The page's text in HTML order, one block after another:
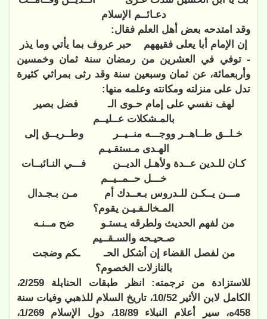
دعـائــم الإسلام
وقد امتدحه بعض أهل العلم فقال:
إن الإمام أبا يعلى فقيههم
حبر عروف بما يأتي وما يذر
- توفي في العشرين من رمضان سنة ثمان وخمسين
وأربعمائة، عن ثمان وسبعين سنة وقد رثى بمراثي كثيرة
تدل على منزلته ومكانته وعلمه منها:
لهف نفسي على إمام حـوى الـ
فضل بصير
بالمـشكلات عــليــم
خـلــق طــاهــر ووجـــه منــيــر
وطــريــق إلى
الهـدى مـستقـيـم
كـان للـدين عــدة ولأهـل الديــن
فـــي النـائبــات
خـــل حــمــيــم
مـــن يــكـن للـدروس بـعــدك أم
مـن بـجـدال
المـخالـفـيـن يقوم؟
من لفهم الحديث ولطرقه يـستـو
ضح مــنـه
صـحيـحه والسـقــيم
من لفصل القضاء إن أشكل الحـ
ـكم وضجت
بالنازلات الخصوم؟
للاستزادة من ترجمته: انظر طبقات الحنابلة 2/259،
الكامل لابن الأثير 10/52، تاريخ السلام للذهبي وفيات سنة
458ه، سير أعلام النبلاء 18/89، دول الإسلام 1/269،